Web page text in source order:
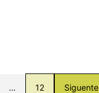
… 12 Siguente